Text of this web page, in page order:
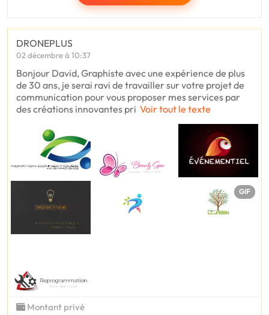
DRONEPLUS
02 décembre à 10:37
Bonjour David, Graphiste avec une expérience de plus
de 30 ans, je serai ravi de travailler sur votre projet de
communication pour vous proposer mes services par
des créations innovantes pri Voir tout le texte
GIF
Montant privé